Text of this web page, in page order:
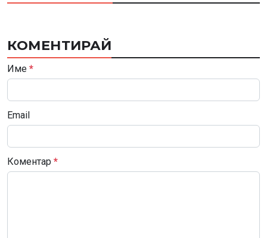
КОМЕНТИРАЙ
Име *
Email
Коментар *